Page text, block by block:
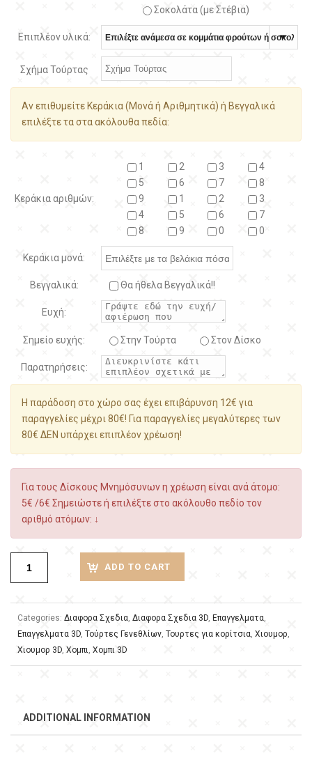
Σοκολάτα (με Στέβια)
Επιπλέον υλικά:
Σχήμα Τούρτας
Αν επιθυμείτε Κεράκια (Μονά ή Αριθμητικά) ή Βεγγαλικά
επιλέξτε τα στα ακόλουθα πεδία:
Κεράκια αριθμών:
1 2 3
4
5
6 7
8
9
1 2
3
4
5 6
7
8
9 0 0
Κεράκια μονά:
Βεγγαλικά: Θα ήθελα Βεγγαλικά!!
Ευχή:
Σημείο ευχής: Στην Τούρτα Στον Δίσκο
Παρατηρήσεις:
Η παράδοση στο χώρο σας έχει επιβάρυνση 12€ για
παραγγελίες μέχρι 80€! Για παραγγελίες μεγαλύτερες των
80€ ΔΕΝ υπάρχει επιπλέον χρέωση!
Για τους Δίσκους Μνημόσυνων η χρέωση είναι ανά άτομο:
5€ /6€ Σημειώστε ή επιλέξτε στο ακόλουθο πεδίο τον
αριθμό ατόμων: ↓
ADD TO CART
Categories: Διαφορα Σχεδια, Διαφορα Σχεδια 3D, Επαγγελματα,
Επαγγελματα 3D, Τούρτες Γενεθλίων, Τουρτες για κορίτσια, Χιουμορ,
Χιουμορ 3D, Χομπι, Χομπι 3D
ADDITIONAL INFORMATION